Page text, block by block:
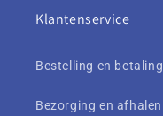
Klantenservice
Bestelling en betaling
Bezorging en afhalen